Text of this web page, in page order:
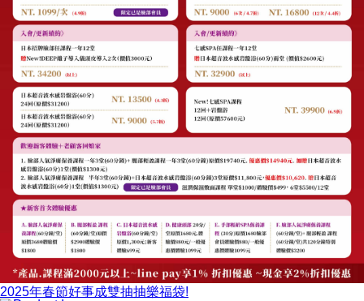
2025年春節好事成雙抽抽樂福袋!